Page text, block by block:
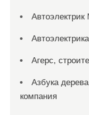
Автоэлектрика
Агерс,
Азбука
компания